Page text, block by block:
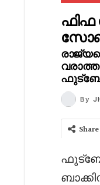
ഫിഫ
By
Share